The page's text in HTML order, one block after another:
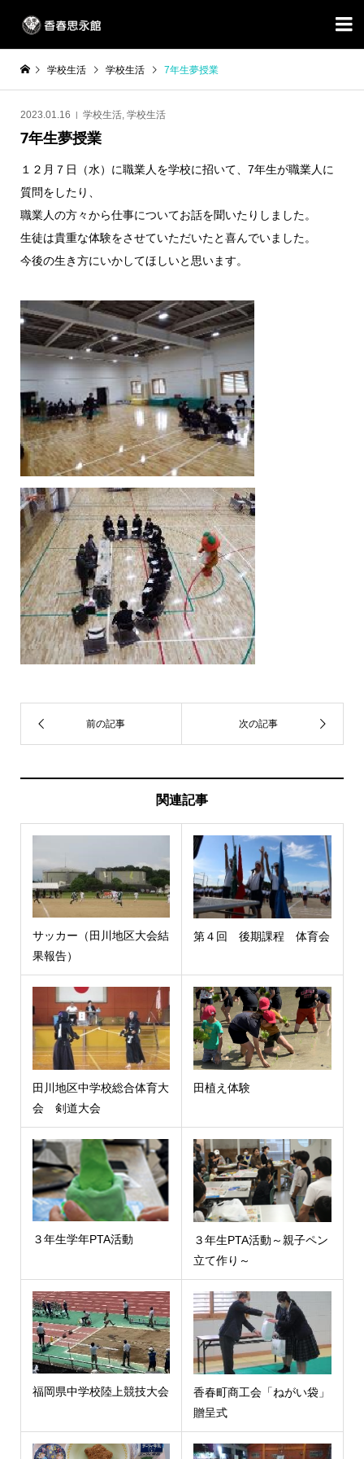

学校生活 学校生活 7年生夢授業
2023.01.16 学校生活, 学校生活
7年生夢授業
１２月７日（水）に職業人を学校に招いて、7年生が職業人に
質問をしたり、
職業人の方々から仕事についてお話を聞いたりしました。
生徒は貴重な体験をさせていただいたと喜んでいました。
今後の生き方にいかしてほしいと思います。
関連記事
サッカー（田川地区大会結
果報告）
第４回 後期課程 体育会
田川地区中学校総合体育大
会 剣道大会
田植え体験
３年生学年PTA活動
３年生PTA活動～親子ペン
立て作り～
福岡県中学校陸上競技大会
香春町商工会「ねがい袋」
贈呈式